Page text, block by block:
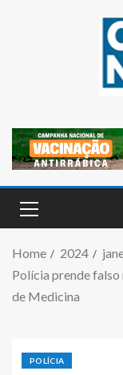
Home 2024
Polícia prende falso
de Medicina
POLÍCIA